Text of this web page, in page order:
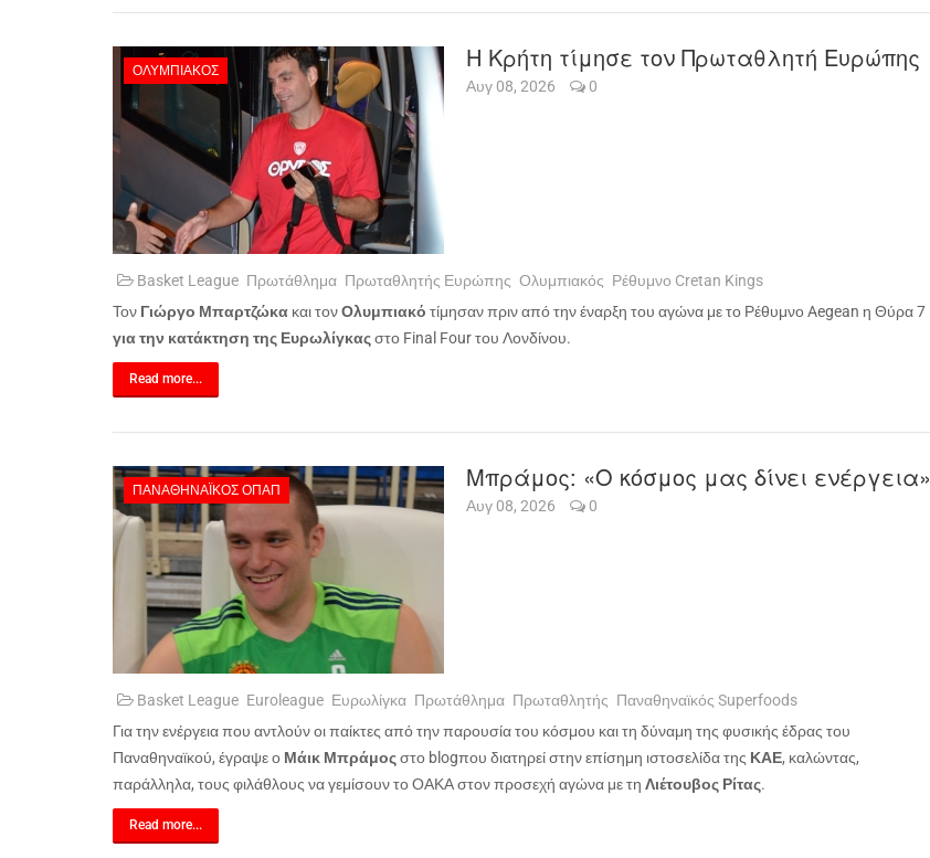
ΟΛΥΜΠΙΑΚΌΣ Η Κρήτη τίμησε τον Πρωταθλητή Ευρώπης
Αυγ 08, 2026 0
Basket League Πρωτάθλημα Πρωταθλητής Ευρώπης Ολυμπιακός Ρέθυμνο Cretan Kings
Τον Γιώργο Μπαρτζώκα και τονΟλυμπιακό τίμησαν πριν από την έναρξη του αγώνα με το ΡέθυμνοAegean η Θύρα 7
για την κατάκτηση της Ευρωλίγκαςστο Final Fourτου Λονδίνου.
Read more...
ΠΑΝΑΘΗΝΑΪΚΌΣ ΟΠΑΠ Μπράμος: «Ο κόσμος μας δίνει ενέργεια»
Αυγ 08, 2026 0
Basket League Euroleague Ευρωλίγκα Πρωτάθλημα Πρωταθλητής Παναθηναϊκός Superfoods
Για την ενέργεια που αντλούν οι παίκτες από την παρουσία του κόσμου και τη δύναμη της φυσικής έδρας του
Παναθηναϊκού, έγραψε ο Μάικ Μπράμοςστο blogπου διατηρεί στην επίσημη ιστοσελίδα της ΚΑΕ, καλώντας,
παράλληλα, τους φιλάθλους να γεμίσουν το ΟΑΚΑ στον προσεχή αγώνα με τη Λιέτουβος Ρίτας.
Read more...